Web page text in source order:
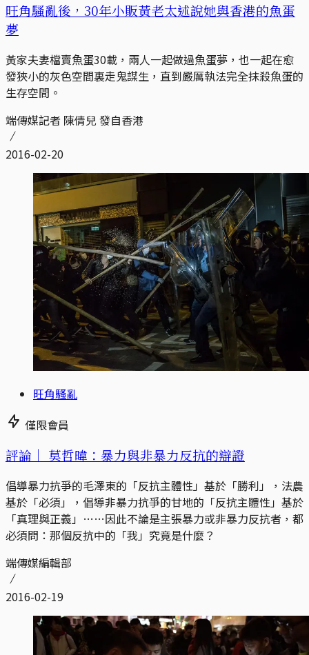
旺角騷亂後，30年小販黃老太述說她與香港的魚蛋
夢
黃家夫妻檔賣魚蛋30載，兩人一起做過魚蛋夢，也一起在愈
發狹小的灰色空間裏走鬼謀生，直到嚴厲執法完全抹殺魚蛋的
生存空間。
端傳媒記者 陳倩兒 發自香港
2016-02-20
旺角騷亂
僅限會員
評論｜ 莫哲暐：暴力與非暴力反抗的辯證
倡導暴力抗爭的毛澤東的「反抗主體性」基於「勝利」，法農
基於「必須」，倡導非暴力抗爭的甘地的「反抗主體性」基於
「真理與正義」……因此不論是主張暴力或非暴力反抗者，都
必須問：那個反抗中的「我」究竟是什麼？
端傳媒編輯部
2016-02-19